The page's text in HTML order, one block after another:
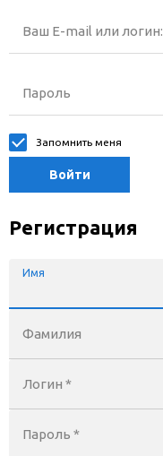
Ваш E-mail или логин:
Пароль
Запомнить меня
Войти
Регистрация
Имя
Фамилия
Логин *
Пароль *